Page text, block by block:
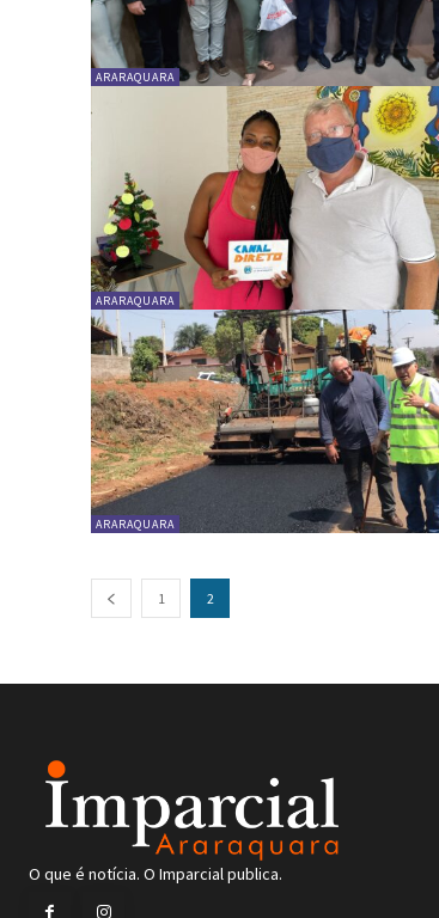
ARARAQUARA
ARARAQUARA
ARARAQUARA
1 2
O que é notícia. O Imparcial publica.